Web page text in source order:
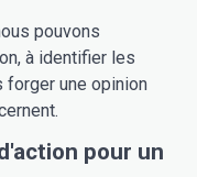
pouvons
à identifier les
forger une opinion
pour un